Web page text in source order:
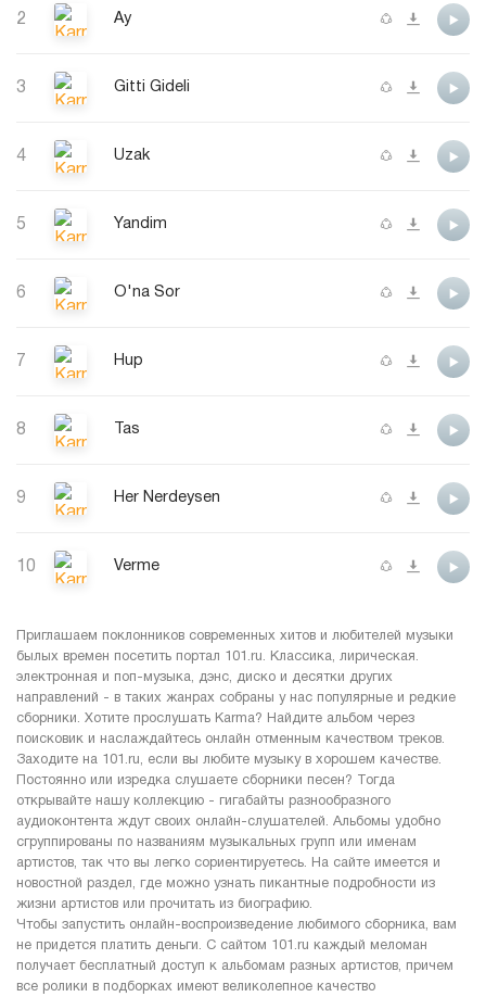
2 Ay
3 Gitti Gideli
4 Uzak
5 Yandim
6 O'na Sor
7 Hup
8 Tas
9 Her Nerdeysen
10 Verme
Приглашаем поклонников современных хитов и любителей музыки
былых времен посетить портал 101.ru. Классика, лирическая.
электронная и поп-музыка, дэнс, диско и десятки других
направлений - в таких жанрах собраны у нас популярные и редкие
сборники. Хотите прослушать Karma? Найдите альбом через
поисковик и наслаждайтесь онлайн отменным качеством треков.
Заходите на 101.ru, если вы любите музыку в хорошем качестве.
Постоянно или изредка слушаете сборники песен? Тогда
открывайте нашу коллекцию - гигабайты разнообразного
аудиоконтента ждут своих онлайн-слушателей. Альбомы удобно
сгруппированы по названиям музыкальных групп или именам
артистов, так что вы легко сориентируетесь. На сайте имеется и
новостной раздел, где можно узнать пикантные подробности из
жизни артистов или прочитать из биографию.
Чтобы запустить онлайн-воспроизведение любимого сборника, вам
не придется платить деньги. С сайтом 101.ru каждый меломан
получает бесплатный доступ к альбомам разных артистов, причем
все ролики в подборках имеют великолепное качество